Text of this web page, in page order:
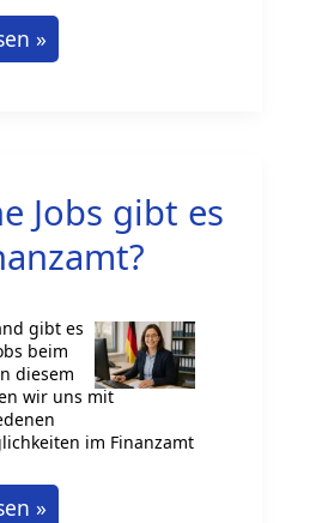
»
Jobs gibt es
gibt es
beim
diesem
wir uns mit
im Finanzamt
»